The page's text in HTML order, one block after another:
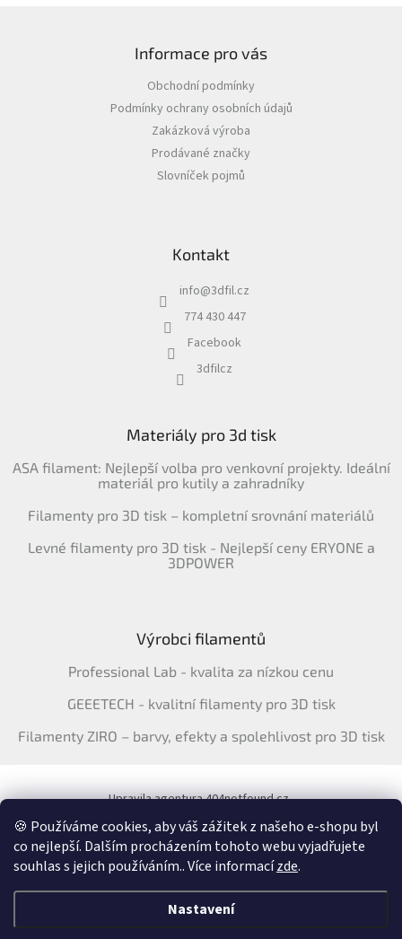
🍪 Používáme cookies, aby váš zážitek z našeho e-shopu byl
co nejlepší. Dalším procházením tohoto webu vyjadřujete
souhlas s jejich používáním.. Více informacízde.
Nastavení
Informace pro vás
Obchodní podmínky
Podmínky ochrany osobních údajů
Zakázková výroba
Prodávané značky
Slovníček pojmů
Kontakt
info@3dfil.cz
774 430 447
Facebook
3dfilcz
Materiály pro 3d tisk
ASA filament: Nejlepší volba pro venkovní projekty. Ideální
materiál pro kutily a zahradníky
Filamenty pro 3D tisk – kompletní srovnání materiálů
Levné filamenty pro 3D tisk - Nejlepší ceny ERYONE a
3DPOWER
Výrobci filamentů
Professional Lab - kvalita za nízkou cenu
GEEETECH - kvalitní filamenty pro 3D tisk
Filamenty ZIRO – barvy, efekty a spolehlivost pro 3D tisk
Upravila agentura 404notfound.cz
Katalog filamentů ERYONE pro ČR
Vytvořil Shoptet &